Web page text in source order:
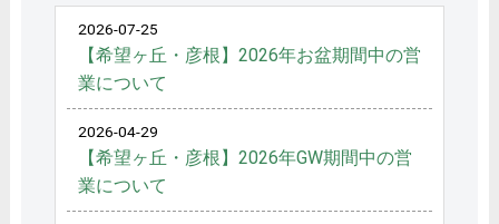
2026-07-25
【希望ヶ丘・彦根】2026年お盆期間中の営
業について
2026-04-29
【希望ヶ丘・彦根】2026年GW期間中の営
業について